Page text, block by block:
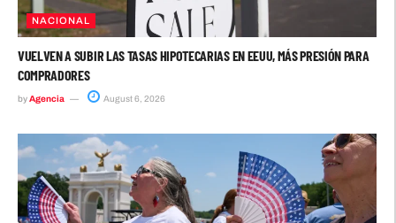
NACIONAL
VUELVEN A SUBIR LAS TASAS HIPOTECARIAS EN EEUU, MÁS PRESIÓN PARA
COMPRADORES
byAgencia August 6, 2026